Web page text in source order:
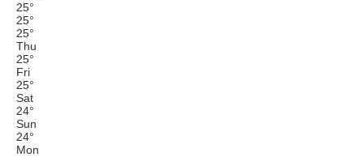
25°
25°
25°
Thu
25°
Fri
25°
Sat
24°
Sun
24°
Mon